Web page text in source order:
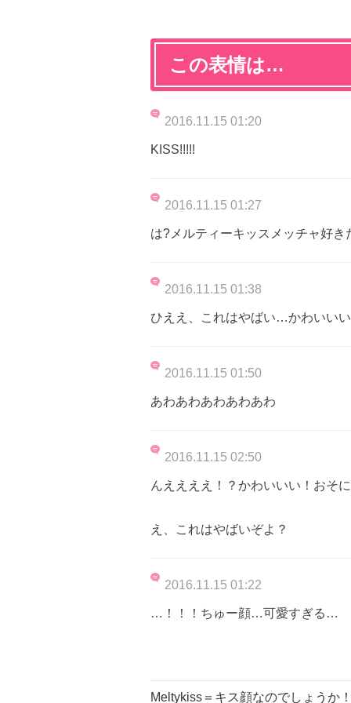
この表情は…
2016.11.15 01:20
KISS!!!!!
2016.11.15 01:27
は?メルティーキッスメッチャ好き
2016.11.15 01:38
ひええ、これはやばい…かわいい
2016.11.15 01:50
あわあわあわあわあわ
2016.11.15 02:50
んええええ！？かわいいい！おそ
え、これはやばいぞよ？
2016.11.15 01:22
…！！！ちゅー顔…可愛すぎる…
Meltykiss＝キス顔なのでしょうか